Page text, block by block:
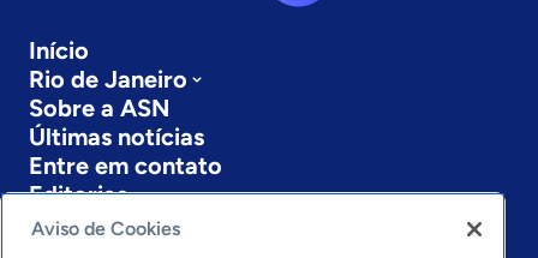
Início
Rio de Janeiro
Sobre a ASN
Últimas notícias
Entre em contato
Editorias
Economia & Política
Aviso de Cookies